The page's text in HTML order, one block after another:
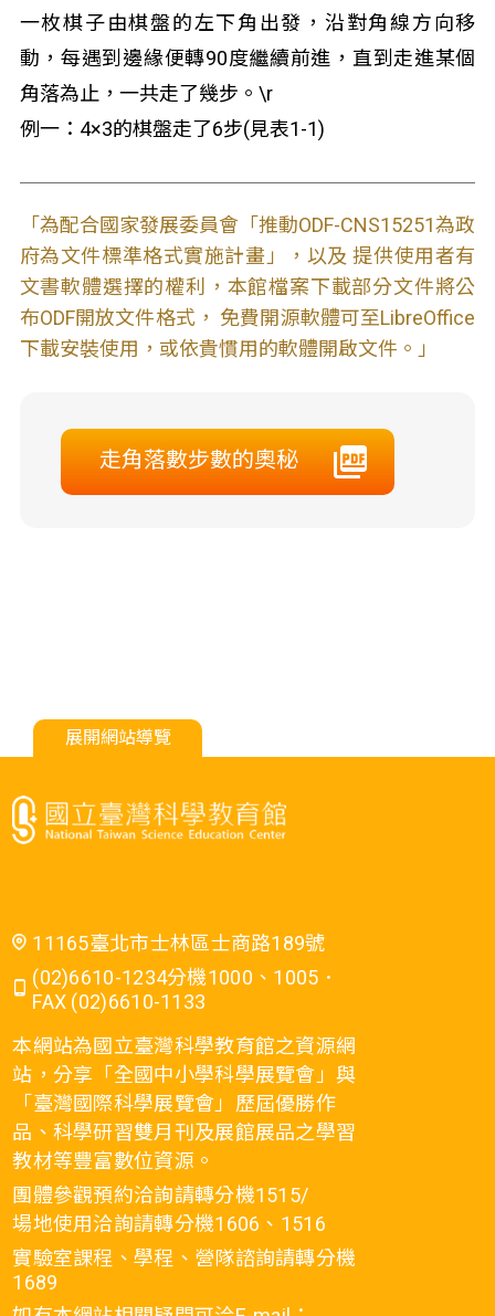
一枚棋子由棋盤的左下角出發，沿對角線方向移
動，每遇到邊緣便轉90度繼續前進，直到走進某個
角落為止，一共走了幾步。\r
例一：4×3的棋盤走了6步(見表1-1)
「為配合國家發展委員會「推動ODF-CNS15251為政
府為文件標準格式實施計畫」，以及 提供使用者有
文書軟體選擇的權利，本館檔案下載部分文件將公
布ODF開放文件格式， 免費開源軟體可至LibreOffice
下載安裝使用，或依貴慣用的軟體開啟文件。」
走角落數步數的奧秘
展開網站導覽
11165臺北市士林區士商路189號
(02)6610-1234分機1000、1005．
FAX (02)6610-1133
本網站為國立臺灣科學教育館之資源網
站，分享「全國中小學科學展覽會」與
「臺灣國際科學展覽會」歷屆優勝作
品、科學研習雙月刊及展館展品之學習
教材等豐富數位資源。
團體參觀預約洽詢請轉分機1515/
場地使用洽詢請轉分機1606、1516
實驗室課程、學程、營隊諮詢請轉分機
1689